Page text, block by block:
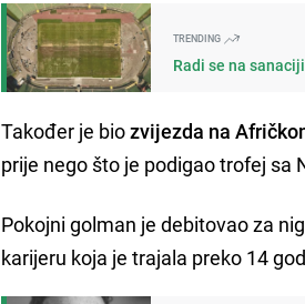
TRENDING
Radi se na
Također je biozvijezda na
prije nego što je podigao trofej sa
Pokojni golman je debitovao za
karijeru koja je trajala preko 14